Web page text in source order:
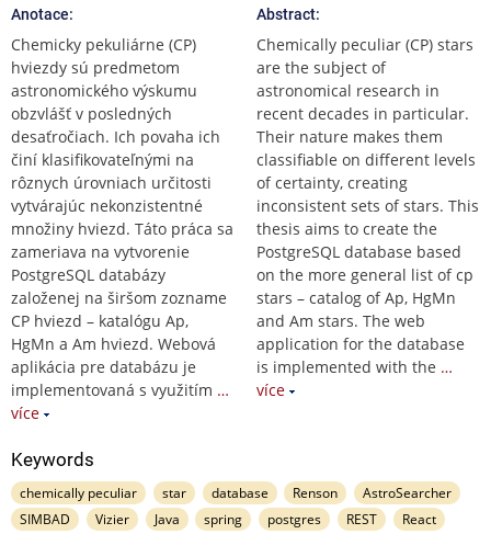
Anotace:
Chemicky pekuliárne (CP)
hviezdy sú predmetom
astronomického výskumu
obzvlášť v posledných
desaťročiach. Ich povaha ich
činí klasifikovateľnými na
rôznych úrovniach určitosti
vytvárajúc nekonzistentné
množiny hviezd. Táto práca sa
zameriava na vytvorenie
PostgreSQL databázy
založenej na širšom zozname
CP hviezd – katalógu Ap,
HgMn a Am hviezd. Webová
aplikácia pre databázu je
implementovaná s využitím …
více
Abstract:
Chemically peculiar (CP) stars
are the subject of
astronomical research in
recent decades in particular.
Their nature makes them
classifiable on different levels
of certainty, creating
inconsistent sets of stars. This
thesis aims to create the
PostgreSQL database based
on the more general list of cp
stars – catalog of Ap, HgMn
and Am stars. The web
application for the database
is implemented with the …
více
Keywords
chemically peculiar star database Renson
AstroSearcher
SIMBAD
Vizier Java spring postgres REST
React